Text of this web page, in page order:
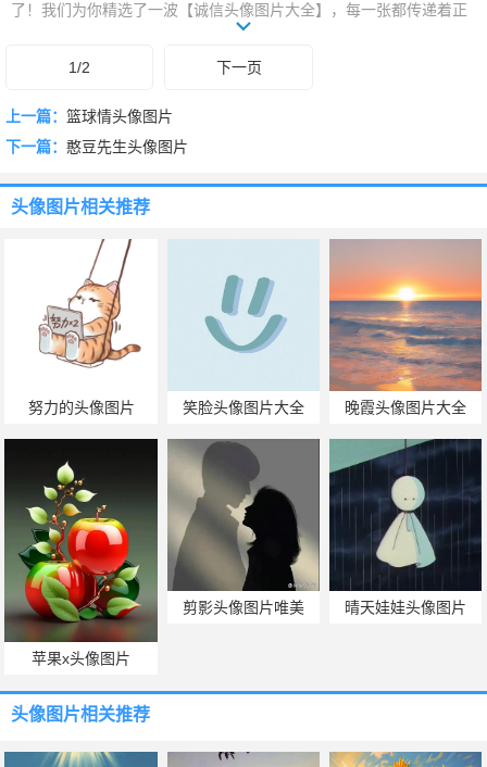
了！我们为你精选了一波【诚信头像图片大全】，每一张都传递着正
直、可靠、值得信赖的价值观。它们不只是一张图，更是你对诚信的
无声宣言，助你轻松赢得尊重与信任。换上它，让你的形象更有深度
1/2 下一页
上一篇： 篮球情头像图片
下一篇： 憨豆先生头像图片
头像图片相关推荐
努力的头像图片 笑脸头像图片大全 晚霞头像图片大全
苹果x头像图片
剪影头像图片唯美 晴天娃娃头像图片
头像图片相关推荐